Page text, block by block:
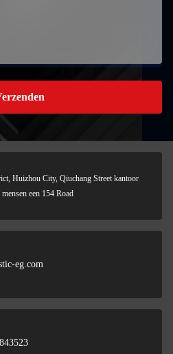
Huizhou City, Qiuchang Street kantoor
een 154 Road
eg.com